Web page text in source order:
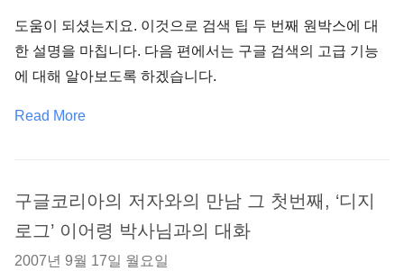
도움이 되셨는지요. 이것으로 검색 팁 두 번째 원박스에 대
한 설명을 마칩니다. 다음 편에서는 구글 검색의 고급 기능
에 대해 알아보도록 하겠습니다.
Read More
구글코리아의 저자와의 만남 그 첫번째, ‘디지
로그’ 이어령 박사님과의 대화
2007년 9월 17일 월요일